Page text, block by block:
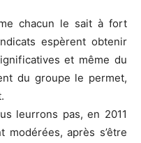
chacun le sait à fort
espèrent obtenir
et même du
du groupe le permet,
leurrons pas, en 2011
modérées, après s’être